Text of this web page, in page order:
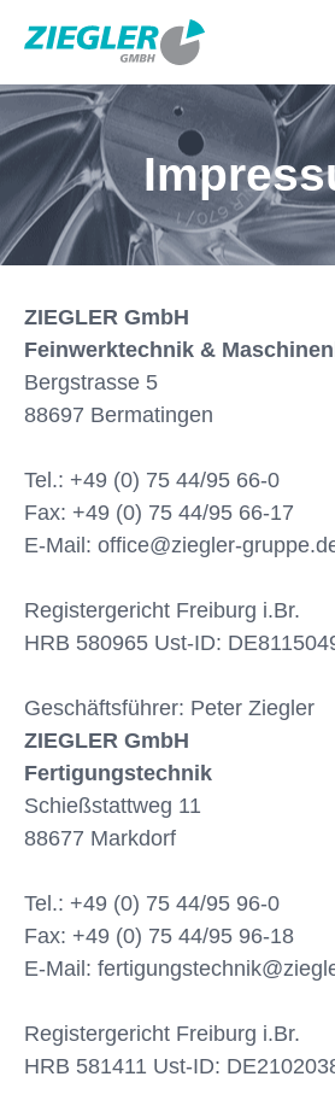
ZIEGLER GmbH
Feinwerktechnik &
Bergstrasse 5
88697 Bermatingen
Tel.: +49 (0) 75 44/95 66-0
Fax: +49 (0) 75 44/95 66-17
E-Mail: office@ziegler-
Registergericht Freiburg i.Br.
HRB 580965 Ust-ID:
Geschäftsführer: Peter Ziegler
ZIEGLER GmbH
Fertigungstechnik
Schießstattweg 11
88677 Markdorf
Tel.: +49 (0) 75 44/95 96-0
Fax: +49 (0) 75 44/95 96-18
E-Mail:
Registergericht Freiburg i.Br.
HRB 581411 Ust-ID: